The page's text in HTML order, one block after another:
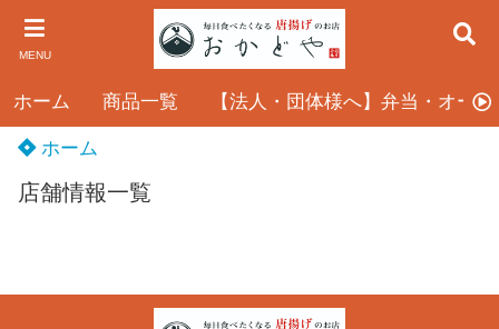
MENU
ホーム 商品一覧 【法人・団体様へ】弁当・オー
ホーム
店舗情報一覧